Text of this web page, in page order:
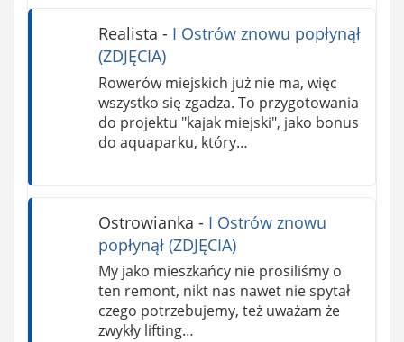
Realista - I Ostrów znowu popłynął
(ZDJĘCIA)
Rowerów miejskich już nie ma, więc
wszystko się zgadza. To przygotowania
do projektu "kajak miejski", jako bonus
do aquaparku, który…
Ostrowianka - I Ostrów znowu
popłynął (ZDJĘCIA)
My jako mieszkańcy nie prosiliśmy o
ten remont, nikt nas nawet nie spytał
czego potrzebujemy, też uważam że
zwykły lifting…